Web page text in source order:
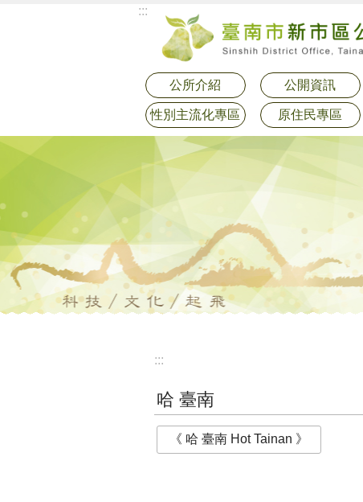
:::
公所介紹 公開資訊
性別主流化專區 原住民專區
:::
哈 臺南
《 哈 臺南 Hot Tainan 》